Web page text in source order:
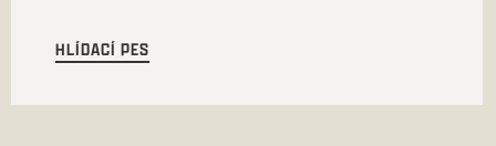
HLÍDACÍ PES